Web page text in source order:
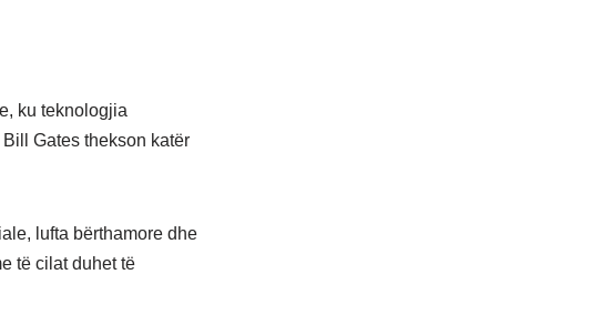
ku teknologjia
Gates thekson katër
lufta bërthamore dhe
të cilat duhet të